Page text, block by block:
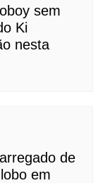
sem
Ki
nesta
de
em